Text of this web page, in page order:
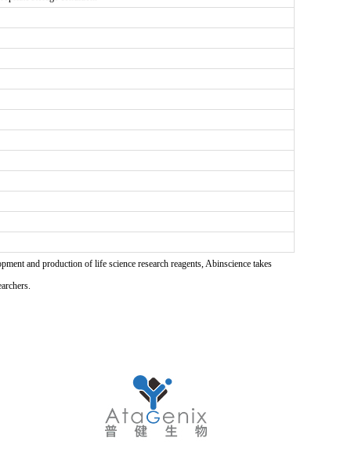
and production of life science research reagents, Abinscience takes